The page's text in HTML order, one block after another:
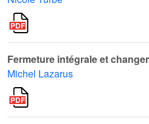
Fermeture intégrale et
Michel Lazarus